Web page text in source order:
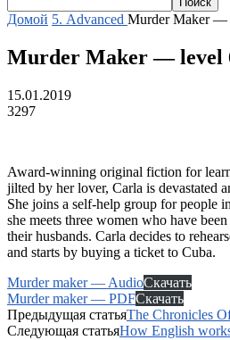
Домой 5. Advanced Murder Maker —
Murder Maker — level
15.01.2019
3297
Award-winning original fiction for
jilted by her lover, Carla is devastated
She joins a self-help group for people
she meets three women who have
their husbands. Carla decides to
and starts by buying a ticket to Cuba.
Murder maker — AudioСкачать
Murder maker — PDFСкачать
Предыдущая статьяThe Chronicles
Следующая статьяHow English